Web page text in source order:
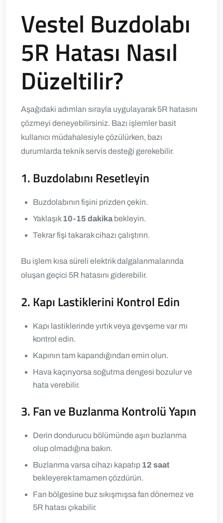
Vestel Buzdolabı
5R Hatası Nasıl
Düzeltilir?
Aşağıdaki adımları sırayla uygulayarak 5R hatasını
çözmeyi deneyebilirsiniz. Bazı işlemler basit
kullanıcı müdahalesiyle çözülürken, bazı
durumlarda teknik servis desteği gerekebilir.
1. Buzdolabını Resetleyin
Buzdolabının fişini prizden çekin.
Yaklaşık10-15 dakika bekleyin.
Tekrar fişi takarak cihazı çalıştırın.
Bu işlem kısa süreli elektrik dalgalanmalarında
oluşan geçici 5R hatasını giderebilir.
2. Kapı Lastiklerini Kontrol Edin
Kapı lastiklerinde yırtık veya gevşeme var mı
kontrol edin.
Kapının tam kapandığından emin olun.
Hava kaçırıyorsa soğutma dengesi bozulur ve
hata verebilir.
3. Fan ve Buzlanma Kontrolü Yapın
Derin dondurucu bölümünde aşırı buzlanma
olup olmadığına bakın.
Buzlanma varsa cihazı kapatıp 12 saat
bekleyerek tamamen çözdürün.
Fan bölgesine buz sıkışmışsa fan dönemez ve
5R hatası çıkabilir.